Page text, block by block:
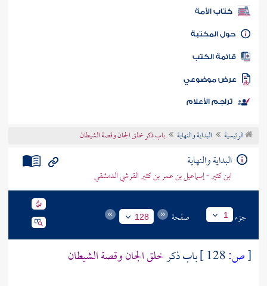
كتب PDF
كتاب الأمة
المكتبة
الكتب
موضوعي
تراجم الأعلام
الرئيسية البداية والنهاية باب ذكر خلق الجان وقصة الشيطان
البداية والنهاية
ابن كثير - إسماعيل بن عمر بن كثير القرشي الدمشقي
جزء 1 صفحة 128
[ص: باب ذكرخلق الجان وقصة الشيطان